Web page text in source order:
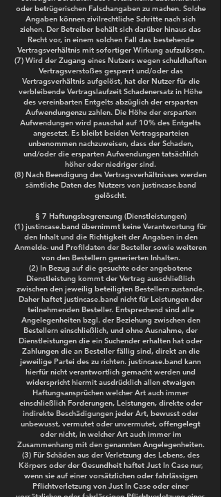
oder betrügerischen Falschangaben zu machen. Solche
Angaben können zivilrechtliche Schritte nach sich
ziehen. Der Betreiber behält sich darüber hinaus das
Recht vor, in einem solchen Fall das bestehende
Vertragsverhältnis mit sofortiger Wirkung aufzulösen.
(7) Wird der Zugang eines Nutzers wegen schuldhaften
Vertragsverstoßes gesperrt und/oder das
Vertragsverhältnis aufgelöst, hat der Nutzer für die
verbleibende Vertragslaufzeit Schadenersatz in Höhe
des vereinbarten Entgelts abzüglich der ersparten
Aufwendungenzu zahlen. Die Höhe der ersparten
Aufwendungen wird pauschal auf 10% des Entgelts
angesetzt. Es bleibt beiden Vertragsparteien
unbenommen nachzuweisen, dass der Schaden,
und/oder die ersparten Aufwendungen tatsächlich
höher oder niedriger sind.
(8) Nach Beendigung des Vertragsverhältnisses werden
sämtliche Daten des Nutzers von justincase.band
gelöscht.
§ 7 Haftungsbegrenzung (Dienstleistungen)
(1) justincase.band übernimmt keine Verantwortung für
den Inhalt und die Richtigkeit der Angaben in den
Anmelde- und Profildaten der Besteller sowie weiteren
von den Bestellern generierten Inhalten.
(2) In Bezug auf die gesuchte oder angebotene
Dienstleistung kommt der Vertrag ausschließlich
zwischen den jeweilig beteiligten Bestellern zustande.
Daher haftet justincase.band nicht für Leistungen der
teilnehmenden Besteller. Entsprechend sind alle
Angelegenheiten bzgl. der Beziehung zwischen den
Bestellern einschließlich, und ohne Ausnahme, der
Dienstleistungen die ein Suchender erhalten hat oder
Zahlungen die an Besteller fällig sind, direkt an die
jeweilige Partei des zu richten. justincase.band kann
hierfür nicht verantwortlich gemacht werden und
widerspricht hiermit ausdrücklich allen etwaigen
Haftungsansprüchen welcher Art auch immer
einschließlich Forderungen, Leistungen, direkte oder
indirekte Beschädigungen jeder Art, bewusst oder
unbewusst, vermutet oder unvermutet, offengelegt
oder nicht, in welcher Art auch immer im
Zusammenhang mit den genannten Angelegenheiten.
(3) Für Schäden aus der Verletzung des Lebens, des
Körpers oder der Gesundheit haftet Just In Case nur,
wenn sie auf einer vorsätzlichen oder fahrlässigen
Pflichtverletzung von Just In Case oder einer